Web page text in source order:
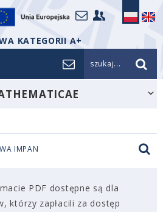
KATEGORII A+
szukaj...
IMPAN
PDF dostępne są dla
którzy zapłacili za dostęp